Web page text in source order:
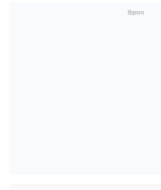
विज्ञापन